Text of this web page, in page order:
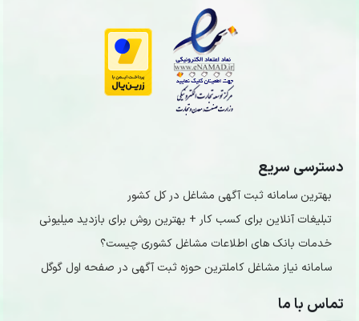
دسترسی سریع
بهترین سامانه ثبت آگهی مشاغل در کل کشور
تبلیغات آنلاین برای کسب کار + بهترین روش برای بازدید میلیونی
خدمات بانک های اطلاعات مشاغل کشوری چیست؟
سامانه نیاز مشاغل کاملترین حوزه ثبت آگهی در صفحه اول گوگل
تماس با ما